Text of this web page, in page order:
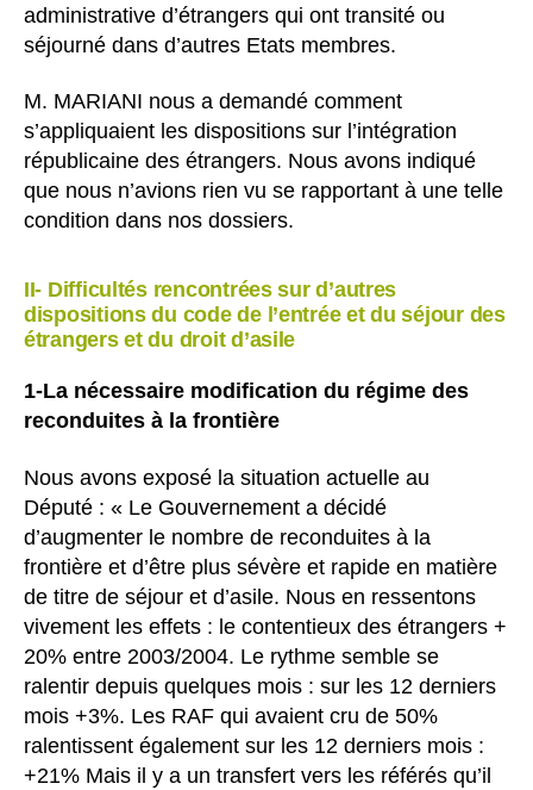
administrative d’étrangers qui ont transité ou
séjourné dans d’autres Etats membres.
M. MARIANI nous a demandé comment
s’appliquaient les dispositions sur l’intégration
républicaine des étrangers. Nous avons indiqué
que nous n’avions rien vu se rapportant à une telle
condition dans nos dossiers.
II- Difficultés rencontrées sur d’autres
dispositions du code de l’entrée et du séjour des
étrangers et du droit d’asile
1-La nécessaire modification du régime des
reconduites à la frontière
Nous avons exposé la situation actuelle au
Député : « Le Gouvernement a décidé
d’augmenter le nombre de reconduites à la
frontière et d’être plus sévère et rapide en matière
de titre de séjour et d’asile. Nous en ressentons
vivement les effets : le contentieux des étrangers +
20% entre 2003/2004. Le rythme semble se
ralentir depuis quelques mois : sur les 12 derniers
mois +3%. Les RAF qui avaient cru de 50%
ralentissent également sur les 12 derniers mois :
+21% Mais il y a un transfert vers les référés qu’il